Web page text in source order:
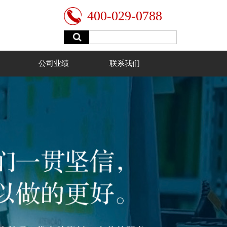
400-029-0788
公司业绩 联系我们